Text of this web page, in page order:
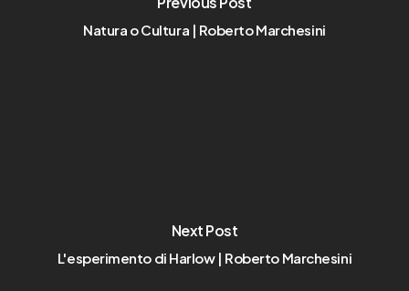
Natura o Cultura | Roberto Marchesini
Next Post
L'esperimento di Harlow | Roberto Marchesini